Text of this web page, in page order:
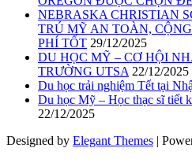
NEBRASKA CHRISTIAN
TRÚ MỸ AN TOÀN,
PHÍ TỐT 29/12/2025
DU HỌC MỸ – CƠ HỘI
TRƯỜNG UTSA 22/12/2025
Du học trải nghiệm Tết tại
Du học Mỹ – Học thạc sĩ tiết
22/12/2025
Designed by Elegant Themes |